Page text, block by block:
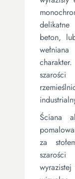
beton,
Ściana
za